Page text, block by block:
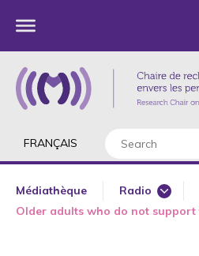
FRANÇAIS
Médiathèque
Radio
Major
Older adults who do not support